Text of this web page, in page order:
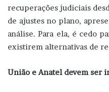
recuperações judiciais
de ajustes no plano,
análise. Para ela, é cedo
existirem alternativas de
União e Anatel devem ser